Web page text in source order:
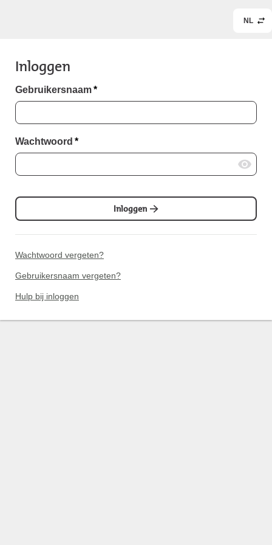
NL
Inloggen
Gebruikersnaam*
Wachtwoord *
Inloggen
Wachtwoord vergeten?
Gebruikersnaam vergeten?
Hulp bij inloggen